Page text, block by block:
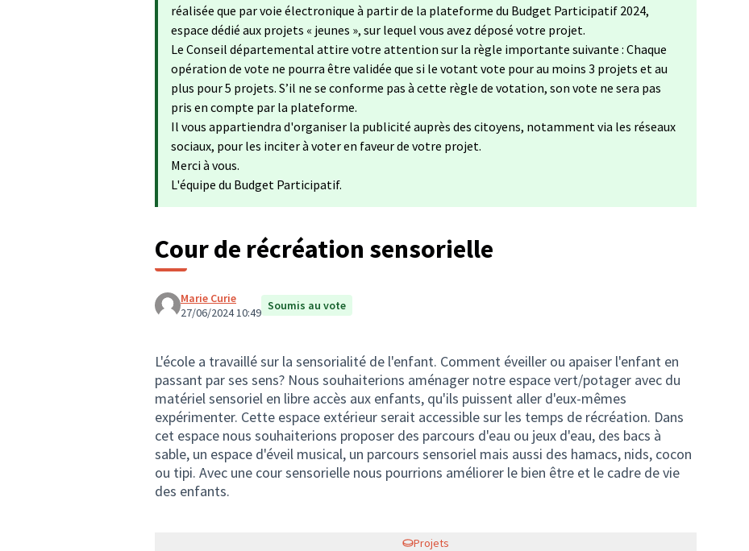
réalisée que par voie électronique à partir de la plateforme du Budget Participatif 2024,
espace dédié aux projets « jeunes », sur lequel vous avez déposé votre projet.
Le Conseil départemental attire votre attention sur la règle importante suivante : Chaque
opération de vote ne pourra être validée que si le votant vote pour au moins 3 projets et au
plus pour 5 projets. S’il ne se conforme pas à cette règle de votation, son vote ne sera pas
pris en compte par la plateforme.
Il vous appartiendra d'organiser la publicité auprès des citoyens, notamment via les réseaux
sociaux, pour les inciter à voter en faveur de votre projet.
Merci à vous.
L'équipe du Budget Participatif.
Cour de récréation sensorielle
Marie Curie
27/06/2024 10:49 Soumis au vote
L'école a travaillé sur la sensorialité de l'enfant. Comment éveiller ou apaiser l'enfant en
passant par ses sens? Nous souhaiterions aménager notre espace vert/potager avec du
matériel sensoriel en libre accès aux enfants, qu'ils puissent aller d'eux-mêmes
expérimenter. Cette espace extérieur serait accessible sur les temps de récréation. Dans
cet espace nous souhaiterions proposer des parcours d'eau ou jeux d'eau, des bacs à
sable, un espace d'éveil musical, un parcours sensoriel mais aussi des hamacs, nids, cocon
ou tipi. Avec une cour sensorielle nous pourrions améliorer le bien être et le cadre de vie
des enfants.
Projets